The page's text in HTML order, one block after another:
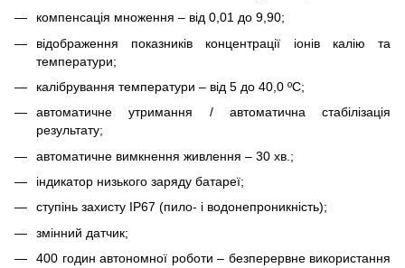
компенсація множення – від 0,01 до 9,90;
відображення показників концентрації іонів калію та
температури;
калібрування температури – від 5 до 40,0 ºC;
автоматичне утримання / автоматична стабілізація
результату;
автоматичне вимкнення живлення – 30 хв.;
індикатор низького заряду батареї;
ступінь захисту IP67 (пило- і водонепроникність);
змінний датчик;
400 годин автономної роботи – безперервне використання